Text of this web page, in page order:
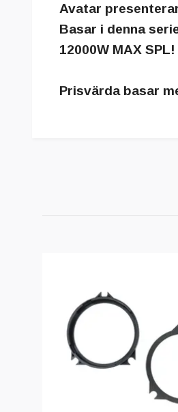
Avatar
Basar i denna
12000W MAX
Prisvärda basar